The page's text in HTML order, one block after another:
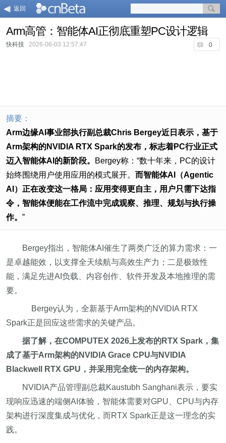
返回
Arm高管：智能体AI正彻底重塑PC设计逻辑
0
快科技 2026-06-03 12:57:47
摘要：
Arm边缘AI事业部执行副总裁Chris Bergey近日表示，基于
Arm架构的NVIDIA RTX Spark的发布，标志着PC行业正式
迈入智能体AI的新阶段。
Bergey称：“数十年来，PC的设计
始终围绕用户使用应用的模式展开。 而智能体AI（Agentic
AI）正在改变这一格局：应用变得更自主，用户只需下达指
令，智能体便能在工作流中完成观察、推理、规划与执行操
作。 ”
Bergey指出，智能体AI催生了两类广泛的算力需求：一
是卓越能效，以支撑全天续航与高效生产力；二是极致性
能，满足先进AI负载、内容创作、软件开发及本地推理的需
要。
Bergey认为，全新基于Arm架构的NVIDIA RTX
Spark正是回应这些需求的关键产品。
据了解，在COMPUTEX 2026上发布的RTX Spark，集
成了基于Arm架构的NVIDIA Grace CPU与NVIDIA
Blackwell RTX GPU，并采用完全统一的内存架构。
NVIDIA产品管理副总裁Kaustubh Sanghani表示，要实
现响应迅速的端侧AI体验，智能体需要对GPU、CPU与内存
架构进行深度集成与优化，而RTX Spark正是这一理念的实
践。